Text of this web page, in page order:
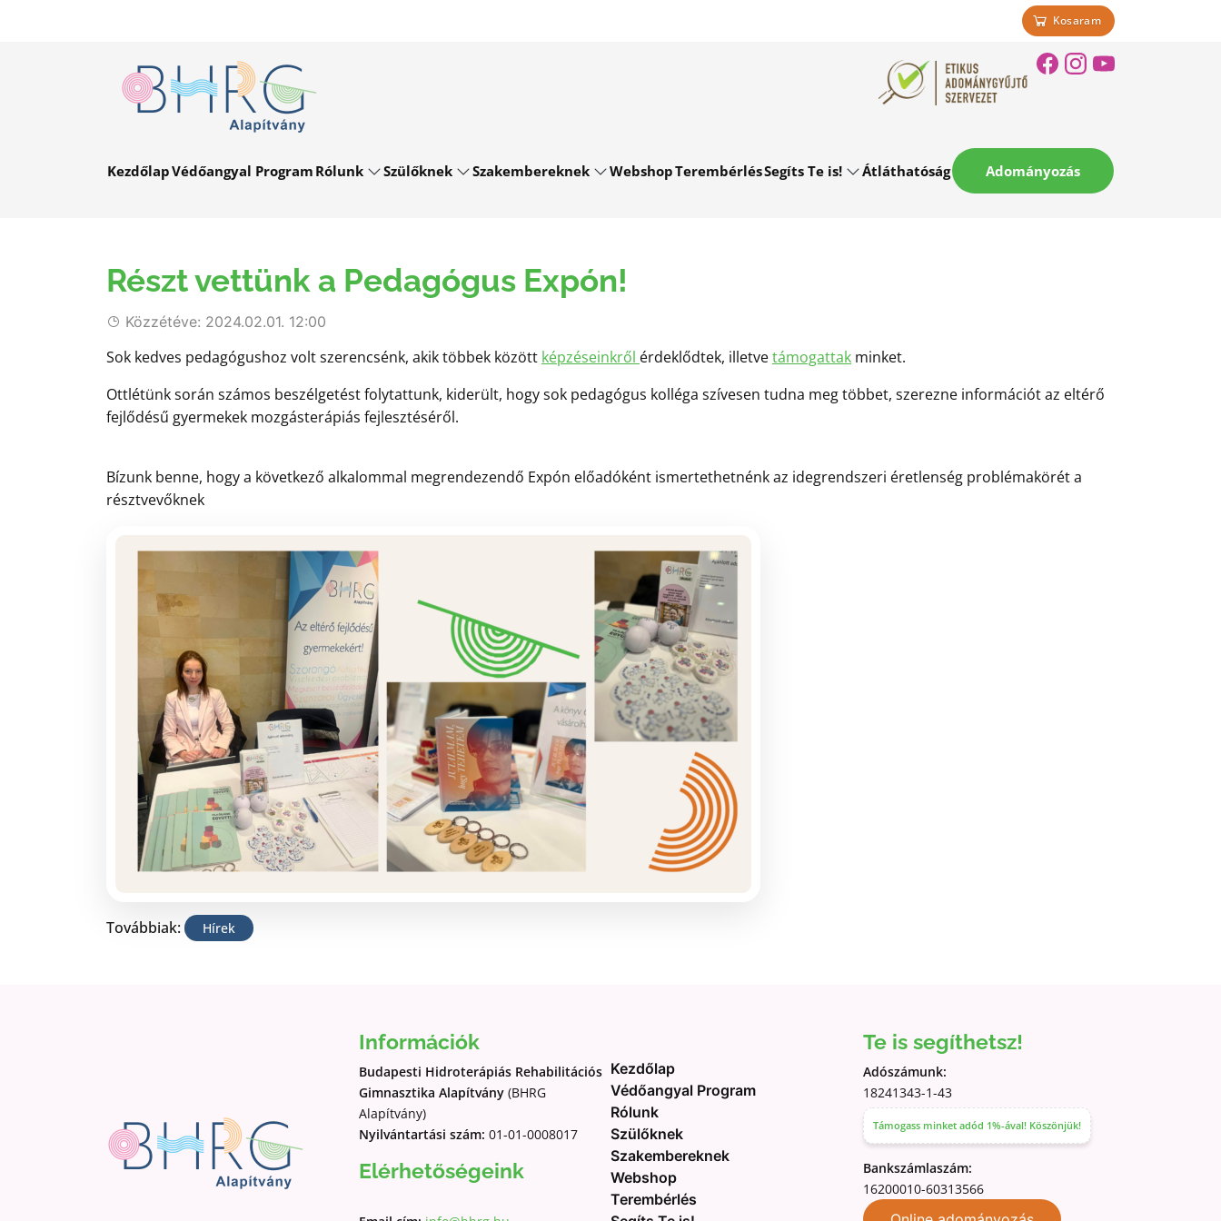
Kosaram
KezdőlapVédőangyal Program Rólunk Szülőknek Szakembereknek WebshopTerembérlésSegíts Te is! Átláthatóság Adományozás
Részt vettünk a Pedagógus Expón!
Közzétéve: 2024.02.01. 12:00
Sok kedves pedagógushoz volt szerencsénk, akik többek között képzéseinkről érdeklődtek, illetvetámogattak minket.
Ottlétünk során számos beszélgetést folytattunk, kiderült, hogy sok pedagógus kolléga szívesen tudna meg többet, szerezne információt az eltérő
fejlődésű gyermekek mozgásterápiás fejlesztéséről.
Bízunk benne, hogy a következő alkalommal megrendezendő Expón előadóként ismertethetnénk az idegrendszeri éretlenség problémakörét a
résztvevőknek
Továbbiak: Hírek
Információk
Budapesti Hidroterápiás Rehabilitációs
Gimnasztika Alapítvány(BHRG
Alapítvány)
Nyilvántartási szám: 01-01-0008017
Elérhetőségeink
Kezdőlap
Védőangyal Program
Rólunk
Szülőknek
Szakembereknek
Webshop
Terembérlés
Te is segíthetsz!
Adószámunk:
18241343-1-43
Támogass minket adód 1%-ával! Köszönjük!
Bankszámlaszám:
16200010-60313566